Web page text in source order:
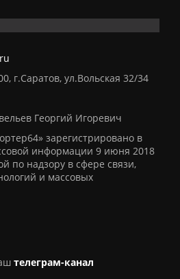
г.Саратов, ул.Вольская 32/34
Георгий Игоревич
зарегистрировано в
информации 9 июня 2018
по надзору в сфере связи,
и массовых
телеграм-канал